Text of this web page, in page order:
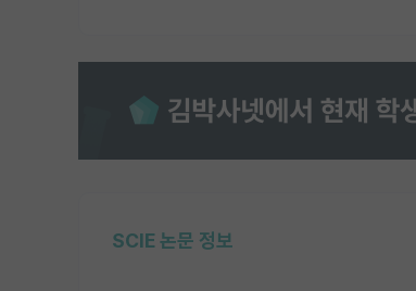
SCIE 논문 정보